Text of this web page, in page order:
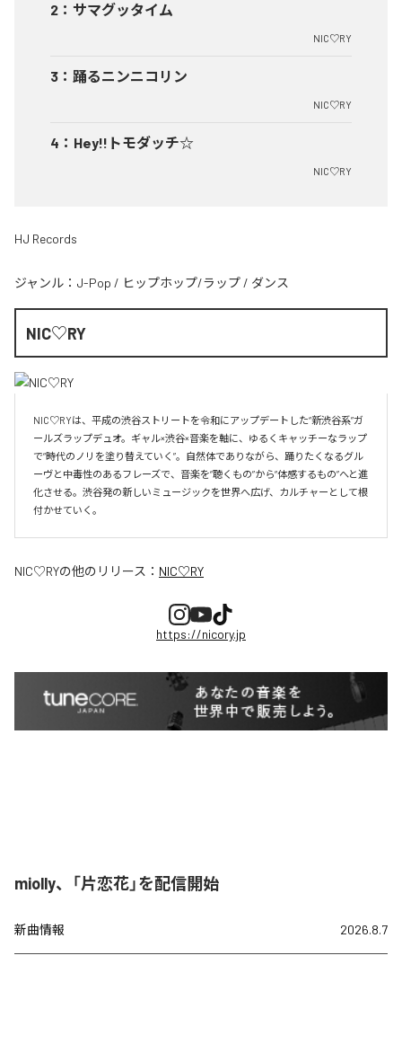
2 ： サマグッタイム
NIC♡RY
3 ： 踊るニンニコリン
NIC♡RY
4 ： Hey!!トモダッチ☆
NIC♡RY
HJ Records
ジャンル： J-Pop / ヒップホップ/ラップ / ダンス
NIC♡RY
NIC♡RYは、平成の渋谷ストリートを令和にアップデートした“新渋谷系”ガ
ールズラップデュオ。ギャル×渋谷×音楽を軸に、ゆるくキャッチーなラップ
で“時代のノリを塗り替えていく”。自然体でありながら、踊りたくなるグル
ーヴと中毒性のあるフレーズで、音楽を“聴くもの”から“体感するもの”へと進
化させる。渋谷発の新しいミュージックを世界へ広げ、カルチャーとして根
付かせていく。
NIC♡RYの他のリリース： NIC♡RY
https://nicory.jp
miolly、「片恋花」を配信開始
新曲情報 2026.8.7